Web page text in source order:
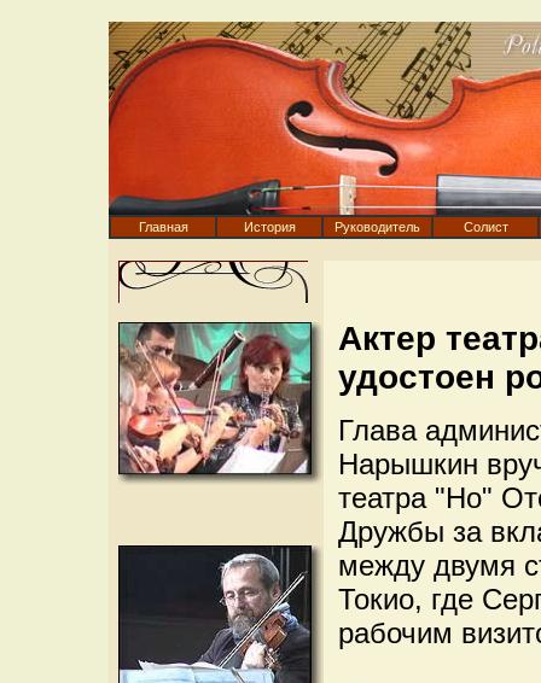
Главная История Руководитель Солист
Актер
удостоен
Глава
Нарышкин
театра "Но"
Дружбы за
между двумя
Токио, где
рабочим